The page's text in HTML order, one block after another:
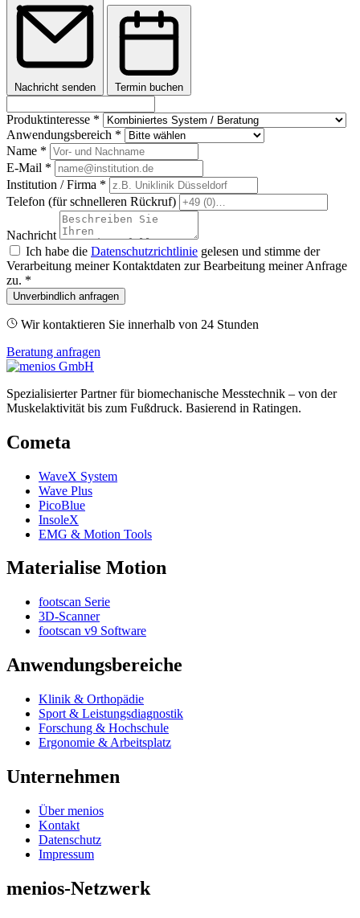
Nachricht senden Termin buchen
Produktinteresse *
Anwendungsbereich *
Name *
E-Mail *
Institution / Firma *
Telefon (für schnelleren Rückruf)
Nachricht
Ich habe die Datenschutzrichtlinie gelesen und stimme der
Verarbeitung meiner Kontaktdaten zur Bearbeitung meiner Anfrage
zu. *
Unverbindlich anfragen
Wir kontaktieren Sie innerhalb von 24 Stunden
Beratung anfragen
Spezialisierter Partner für biomechanische Messtechnik – von der
Muskelaktivität bis zum Fußdruck. Basierend in Ratingen.
Cometa
WaveX System
Wave Plus
PicoBlue
InsoleX
EMG & Motion Tools
Materialise Motion
footscan Serie
3D-Scanner
footscan v9 Software
Anwendungsbereiche
Klinik & Orthopädie
Sport & Leistungsdiagnostik
Forschung & Hochschule
Ergonomie & Arbeitsplatz
Unternehmen
Über menios
Kontakt
Datenschutz
Impressum
menios-Netzwerk